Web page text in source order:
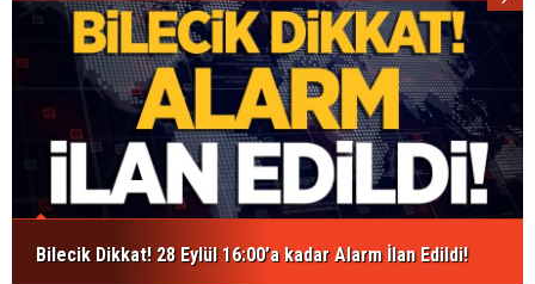
Bilecik Dikkat! 28 Eylül 16:00’a kadar Alarm İlan Edildi!